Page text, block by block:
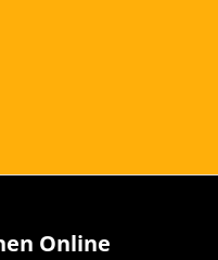
Online